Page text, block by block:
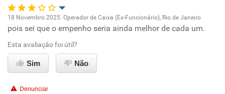
Não recomenda a diretoria
Oportunidade de promoção
Ambiente de trabalho
18 Novembro 2025. Operador de Caixa (Ex-Funcionário), Rio de Janeiro
pois sei que o empenho seria ainda melhor de cada um.
Esta avaliação foi útil?
Sim Não
Denunciar